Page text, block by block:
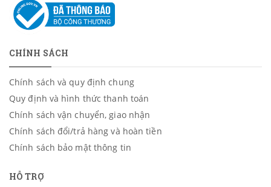
CHÍNH SÁCH
Chính sách và quy định chung
Quy định và hình thức thanh toán
Chính sách vận chuyển, giao nhận
Chính sách đổi/trả hàng và hoàn tiền
Chính sách bảo mật thông tin
HỖ TRỢ